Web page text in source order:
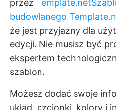
przez Template.net
budowlanego
że jest przyjazny dla
edycji. Nie musisz być
ekspertem
szablon.
Możesz dodać swoje
układ, czcionki, kolory i